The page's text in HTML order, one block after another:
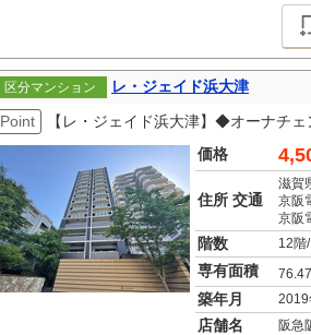
区分マンション
レ・ジェイド浜大津
Point
【レ・ジェイド浜大津】◆オーナチ
価格
住所 交通
滋賀
京阪
京阪
階数 12階
専有面積
築年月 2019
店舗名 阪急